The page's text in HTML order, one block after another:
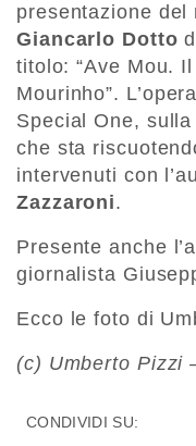
presentazione
Giancarlo Dotto
titolo: “Ave Mou.
Mourinho”.
Special One,
che sta
intervenuti con
Zazzaroni.
Presente anche
giornalista
Ecco le foto di
(c) Umberto Pizzi
CONDIVIDI SU: